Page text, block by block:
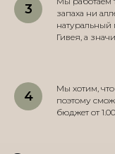
запаха ни
натуральный
Гивея, а
Мы хотим,
поэтому
бюджет от